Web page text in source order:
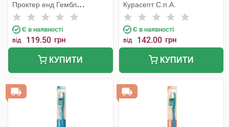
Проктер енд Гембл
Меньюфекчурінг
Є в наявності
від 119.50 грн
КУПИТИ
Курасепт С.п.А.
Є в наявності
від 142.00 грн
КУПИТИ